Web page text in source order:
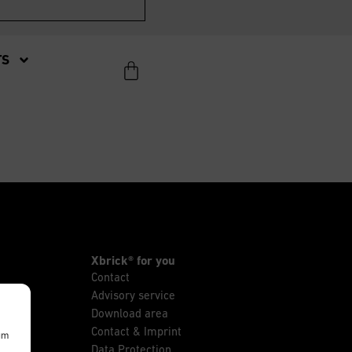
Xbrick® for you
Contact
Advisory service
Download area
Contact & Imprint